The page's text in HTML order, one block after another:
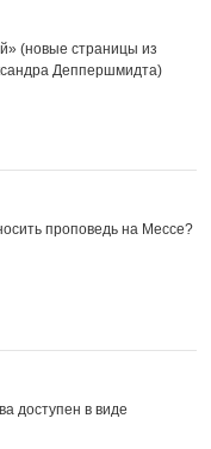
(новые страницы из
Деппершмидта)
проповедь на Мессе?
доступен в виде